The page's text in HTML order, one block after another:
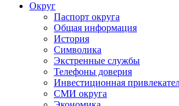
Округ
Паспорт округа
Общая информация
История
Символика
Экстренные службы
Телефоны доверия
Инвестиционная
СМИ округа